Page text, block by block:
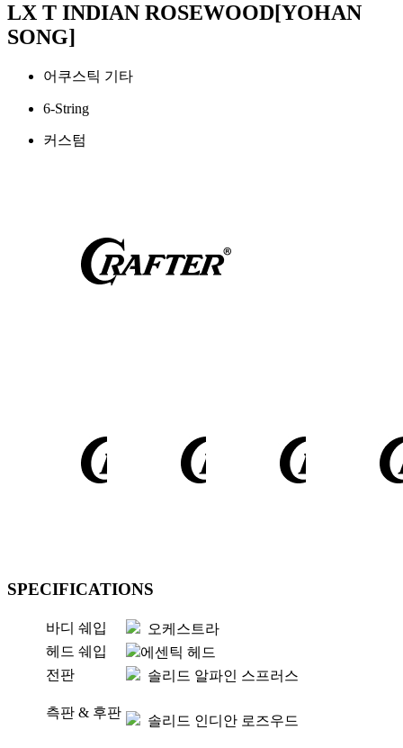
LX T INDIAN ROSEWOOD[YOHAN
SONG]
어쿠스틱 기타
6-String
커스텀
SPECIFICATIONS
바디 쉐입
오케스트라
헤드 쉐입
에센틱 헤드
전판
솔리드 알파인 스프러스
측판 & 후판
솔리드 인디안 로즈우드